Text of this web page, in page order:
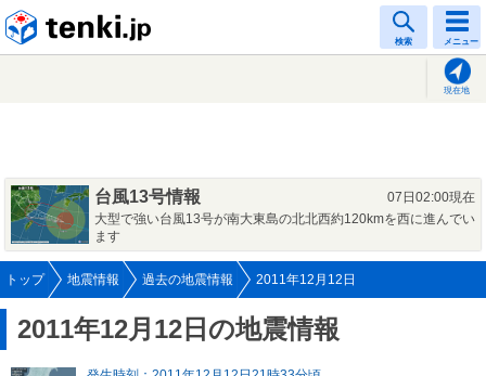
検索 メニュー
現在地
台風13号情報
07日02:00現在
大型で強い台風13号が南大東島の北北西約120kmを西に進んでい
ます
トップ 地震情報 過去の地震情報 2011年12月12日
2011年12月12日の地震情報